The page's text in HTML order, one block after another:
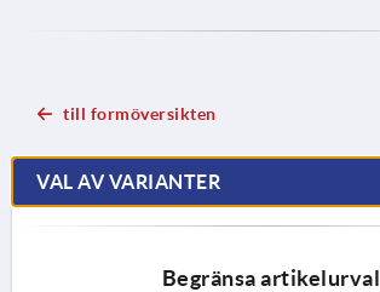
till formöversikten
VAL AV VARIANTER
Begränsa artikelurval